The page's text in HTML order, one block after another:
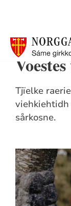
Tjïelke
sårkosne.